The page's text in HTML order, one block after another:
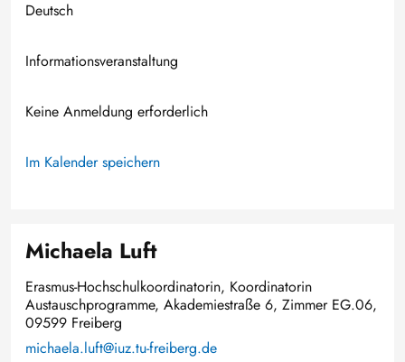
Deutsch
Informationsveranstaltung
Keine Anmeldung erforderlich
Im Kalender speichern
Michaela Luft
Erasmus-Hochschulkoordinatorin, Koordinatorin
Austauschprogramme, Akademiestraße 6, Zimmer EG.06,
09599 Freiberg
michaela.luft@iuz.tu-freiberg.de